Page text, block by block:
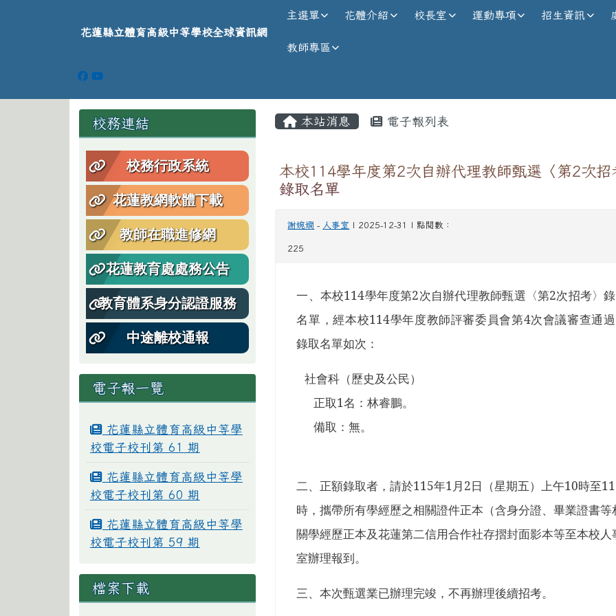
花蓮縣立體育高級中等學校全球資訊網
花蓮縣立體育高級中等學校全球資訊網
主選單 花體介紹 校長室 運動專項 招生資訊
教師專區
左邊區域內容
校務連結
校務行政系統
花蓮教網軟體下載
教師在職進修網
花蓮教育處處務公告
教育體系身分認證服務
中途離校通報
電子報一覽
花蓮縣立體育高級中等學
校電子校刊第 61 期
花蓮縣立體育高級中等學
校電子校刊第 60 期
花蓮縣立體育高級中等學
校電子校刊第 59 期
檔案下載
主內容區域
本站消息 電子報列表
本校114學年度第2次自辦代理教師甄選〈第2次招
錄取名單
謝婉嫻 - 人事室 | 2025-12-31 | 點閱數：
225
一、本校114學年度第2次自辦代理教師甄選〈第2次招考〉
名單，經本校114學年度教師評審委員會第4次會議審查通過
錄取名單如次：
社會科（歷史及公民）
正取1名：林睿鵬。
備取：無。
二、正額錄取者，請於115年1月2日（星期五）上午10時至11
時，攜帶所有學經歷之相關證件正本（含身分證、畢業證書等
關學經歷正本及花蓮第二信用合作社存摺封面影本等至本校人
室辦理報到。
三、本次甄選業已辦理完竣，不再辦理後續招考。
頁尾區域